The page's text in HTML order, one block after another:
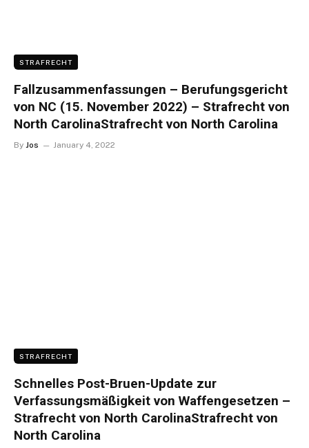
STRAFRECHT
Fallzusammenfassungen – Berufungsgericht
von NC (15. November 2022) – Strafrecht von
North CarolinaStrafrecht von North Carolina
By Jos January 4, 2022
STRAFRECHT
Schnelles Post-Bruen-Update zur
Verfassungsmäßigkeit von Waffengesetzen –
Strafrecht von North CarolinaStrafrecht von
North Carolina